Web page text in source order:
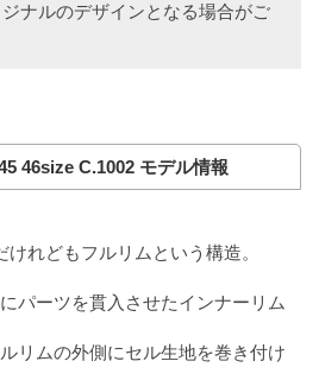
ナルのデザインとなる場合がご
46size C.1002 モデル情報
れどもフルリムという構造。
パーツを貫入させたインナーリム
リムの外側にセル生地を巻き付け